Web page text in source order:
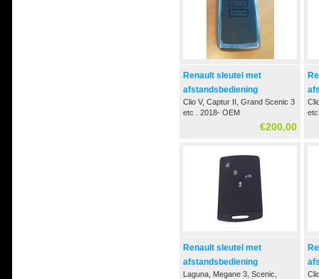
Renault sleutel met
afstandsbediening
Clio V, Captur II, Grand Scenic 3
etc . 2018- OEM
€200,00
Renault sleutel met
afstandsbediening
Laguna, Megane 3, Scenic,